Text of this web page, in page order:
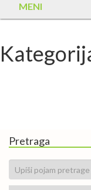
MENI
Pretraga